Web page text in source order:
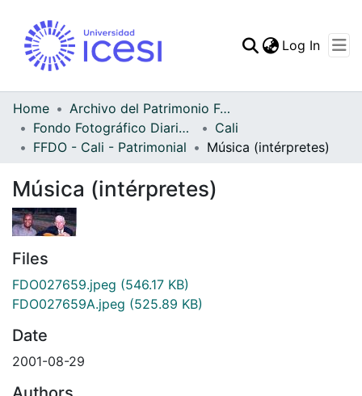
Statistics
Log In
Home
Archivo del Patrimonio Fotográfico y Fílmico del Valle del Cauca
Fondo Fotográfico Diario Occidente
Cali
FFDO - Cali - Patrimonial
Música (intérpretes)
Música (intérpretes)
Files
FDO027659.jpeg (546.17 KB)
FDO027659A.jpeg (525.89 KB)
Date
2001-08-29